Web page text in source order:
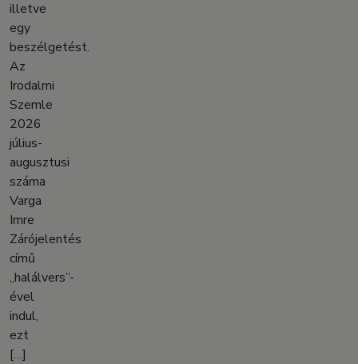
illetve
egy
beszélgetést.
Az
Irodalmi
Szemle
2026
július-
augusztusi
száma
Varga
Imre
Zárójelentés
című
„halálvers”-
ével
indul,
ezt
[…]